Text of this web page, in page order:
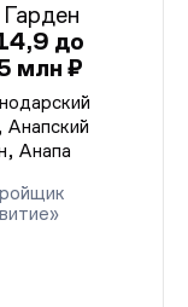
до
млн ₽
Анапский
Анапа